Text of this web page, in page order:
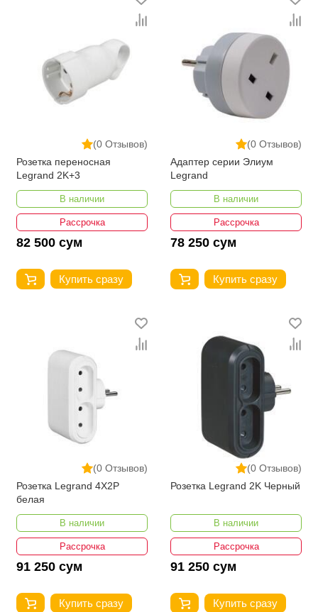
(0 Отзывов)
Розетка переносная
Legrand 2K+3
В наличии
Рассрочка
82 500 сум
Купить сразу
(0 Отзывов)
Адаптер серии Элиум
Legrand
В наличии
Рассрочка
78 250 сум
Купить сразу
(0 Отзывов)
Розетка Legrand 4X2P
белая
В наличии
Рассрочка
91 250 сум
Купить сразу
(0 Отзывов)
Розетка Legrand 2K Черный
В наличии
Рассрочка
91 250 сум
Купить сразу